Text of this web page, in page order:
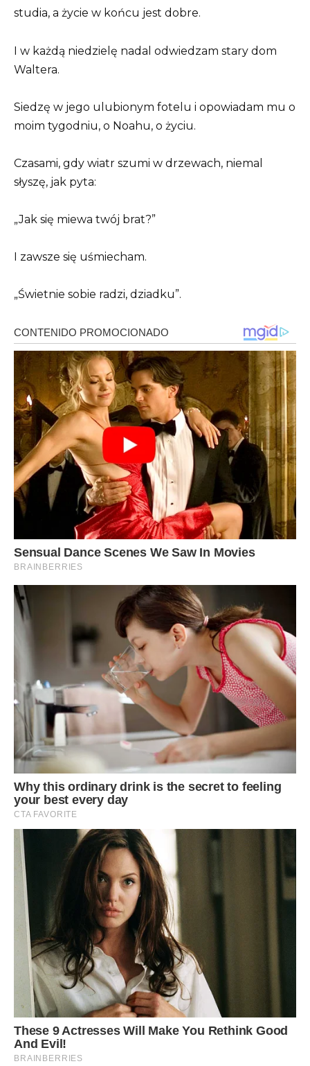
studia, a życie w końcu jest dobre.
I w każdą niedzielę nadal odwiedzam stary dom
Waltera.
Siedzę w jego ulubionym fotelu i opowiadam mu o
moim tygodniu, o Noahu, o życiu.
Czasami, gdy wiatr szumi w drzewach, niemal
słyszę, jak pyta:
„Jak się miewa twój brat?”
I zawsze się uśmiecham.
„Świetnie sobie radzi, dziadku”.